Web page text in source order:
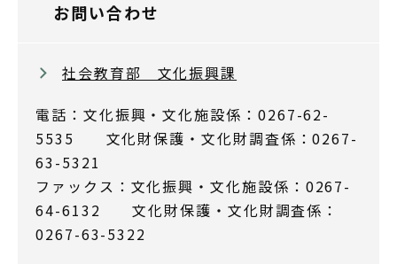
お問い合わせ
社会教育部 文化振興課
電話：文化振興・文化施設係：0267-62-
5535 文化財保護・文化財調査係：0267-
63-5321
ファックス：文化振興・文化施設係：0267-
64-6132 文化財保護・文化財調査係：
0267-63-5322